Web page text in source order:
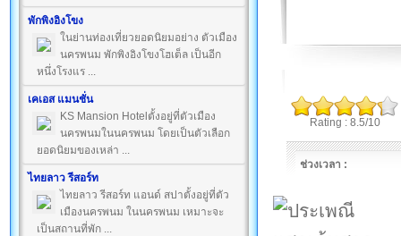
พักพิงอิงโขง
ในย่านท่องเที่ยวยอดนิยมอย่าง ตัวเมือง
นครพนม พักพิงอิงโขงโฮเต็ล เป็นอีก
หนึ่งโรงแร ...
เคเอส แมนชั่น
KS Mansion Hotelตั้งอยู่ที่ตัวเมือง
นครพนมในนครพนม โดยเป็นตัวเลือก
ยอดนิยมของเหล่า ...
ไทยลาว รีสอร์ท
ไทยลาว รีสอร์ท แอนด์ สปาตั้งอยู่ที่ตัว
เมืองนครพนม ในนครพนม เหมาะจะ
เป็นสถานที่พัก ...
Rating : 8.5/10
ช่วงเวลา :